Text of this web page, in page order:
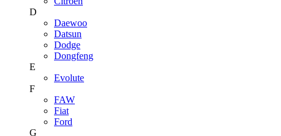
D
Daewoo
Datsun
Dodge
Dongfeng
E
Evolute
F
FAW
Fiat
Ford
G